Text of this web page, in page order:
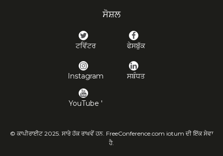
ਸੋਸ਼ਲ
ਟਵਿੱਟਰ ਫੇਸਬੁੱਕ
Instagram ਸਬੰਧਤ
YouTube '
© ਕਾਪੀਰਾਈਟ 2025. ਸਾਰੇ ਹੱਕ ਰਾਖਵੇਂ ਹਨ. FreeConference.com iotum ਦੀ ਇੱਕ ਸੇਵਾ
ਹੈ.